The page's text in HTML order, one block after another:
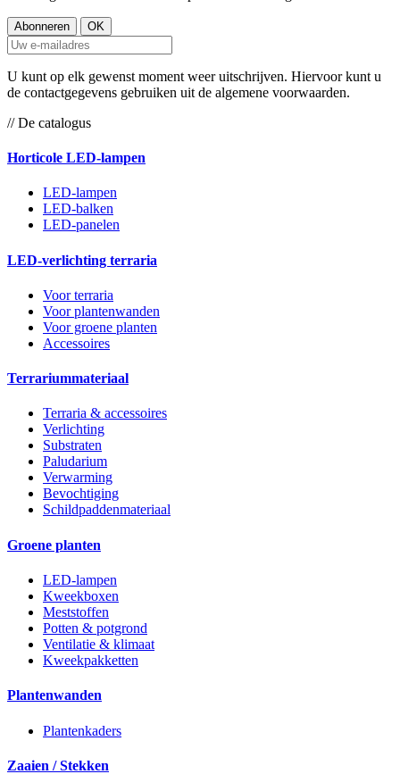
U kunt op elk gewenst moment weer uitschrijven. Hiervoor kunt u
de contactgegevens gebruiken uit de algemene voorwaarden.
// De catalogus
Horticole LED-lampen
LED-lampen
LED-balken
LED-panelen
LED-verlichting terraria
Voor terraria
Voor plantenwanden
Voor groene planten
Accessoires
Terrariummateriaal
Terraria & accessoires
Verlichting
Substraten
Paludarium
Verwarming
Bevochtiging
Schildpaddenmateriaal
Groene planten
LED-lampen
Kweekboxen
Meststoffen
Potten & potgrond
Ventilatie & klimaat
Kweekpakketten
Plantenwanden
Plantenkaders
Zaaien / Stekken